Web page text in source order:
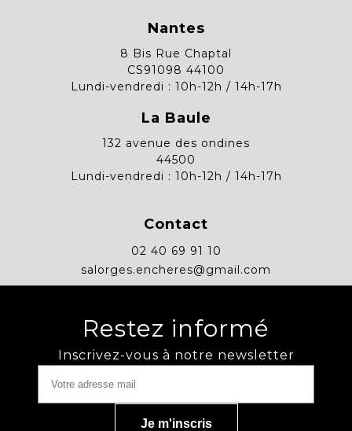
Nantes
8 Bis Rue Chaptal
CS91098 44100
Lundi-vendredi : 10h-12h / 14h-17h
La Baule
132 avenue des ondines
44500
Lundi-vendredi : 10h-12h / 14h-17h
Contact
02 40 69 91 10
salorges.encheres@gmail.com
Restez informé
Inscrivez-vous à notre newsletter